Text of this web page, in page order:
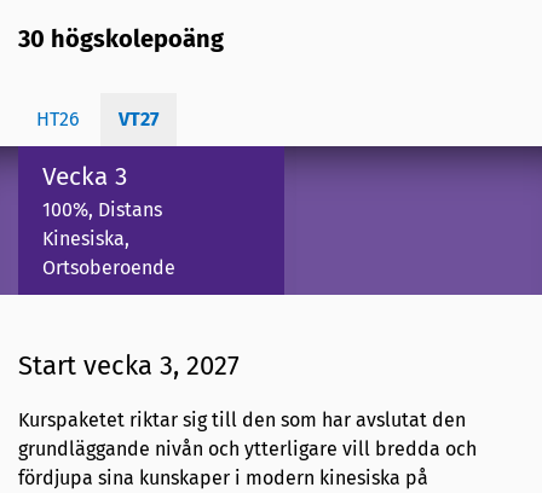
30 högskolepoäng
HT26 VT27
Vecka 3
100%, Distans
Kinesiska,
Ortsoberoende
Start vecka 3, 2027
Kurspaketet riktar sig till den som har avslutat den
grundläggande nivån och ytterligare vill bredda och
fördjupa sina kunskaper i modern kinesiska på